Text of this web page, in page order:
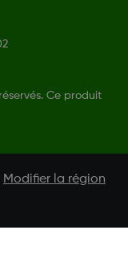
Ce produit
Modifier la région